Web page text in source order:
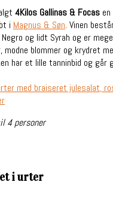
4Kilos Gallinas & Focas
i Magnus & Søn. Vinen
og lidt Syrah og er
blommer og krydret
har et lille tanninbid og går
4 personer
i urter